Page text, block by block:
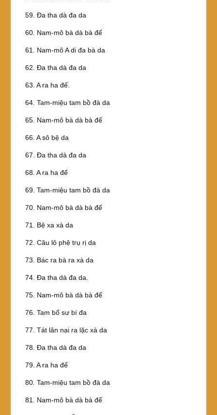
59. Ða tha dà đa da
60. Nam-mô bà dà bà đế
61. Nam-mô A di đa bà da
62. Ða tha dà đa da
63. A ra ha đế.
64. Tam-miệu tam bồ đà da
65. Nam-mô bà dà bà đế
66. A sô bệ da
67. Ða tha dà đa da
68. A ra ha đế
69. Tam-miệu tam bồ đà da
70. Nam-mô bà dà bà đế
71. Bệ xa xà da
72. Câu lô phệ trụ rị da
73. Bác ra bà ra xà da
74. Ða tha dà đa da.
75. Nam-mô bà dà bà đế
76. Tam bổ sư bí đa
77. Tát lân nại ra lặc xà da
78. Ða tha dà đa da
79. A ra ha đế
80. Tam-miệu tam bồ đà da
81. Nam-mô bà dà bà đế